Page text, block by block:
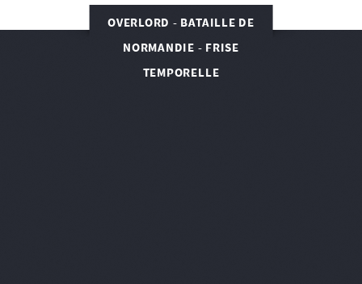
OVERLORD - BATAILLE DE
NORMANDIE - FRISE
TEMPORELLE